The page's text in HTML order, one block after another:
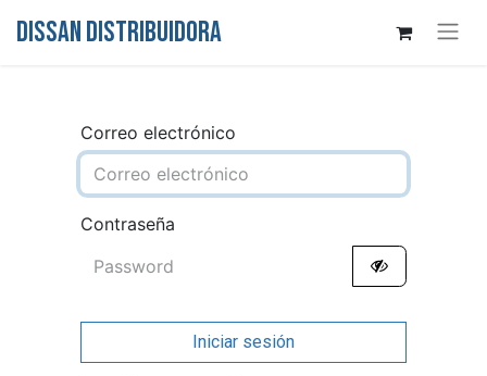
DISSAN DISTRIBUIDORA
Correo electrónico
Contraseña
Iniciar sesión